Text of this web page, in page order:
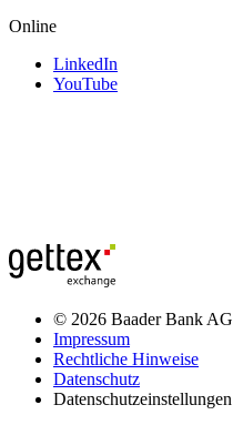
Online
LinkedIn
YouTube
© 2026 Baader Bank AG
Impressum
Rechtliche Hinweise
Datenschutz
Datenschutzeinstellungen